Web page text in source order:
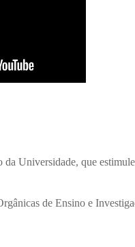
Universidade, que
de Ensino e